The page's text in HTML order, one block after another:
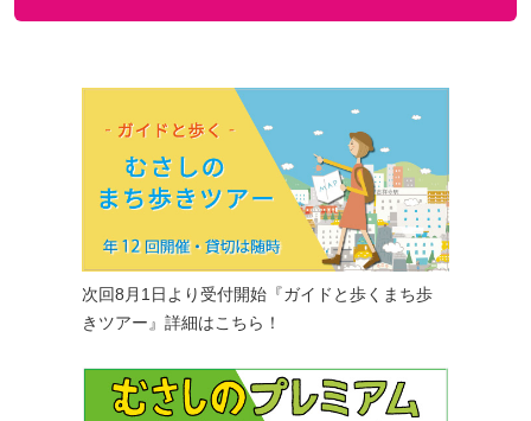
次回8月1日より受付開始『ガイドと歩くまち歩
きツアー』詳細はこちら！